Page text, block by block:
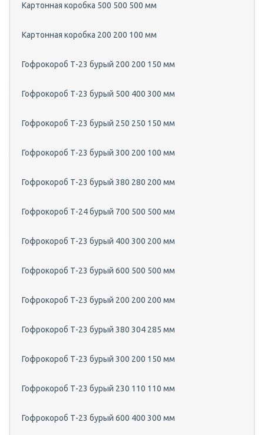
Картонная коробка 500 500 500 мм
Картонная коробка 200 200 100 мм
Гофрокороб Т-23 бурый 200 200 150 мм
Гофрокороб Т-23 бурый 500 400 300 мм
Гофрокороб Т-23 бурый 250 250 150 мм
Гофрокороб Т-23 бурый 300 200 100 мм
Гофрокороб Т-23 бурый 380 280 200 мм
Гофрокороб Т-24 бурый 700 500 500 мм
Гофрокороб Т-23 бурый 400 300 200 мм
Гофрокороб Т-23 бурый 600 500 500 мм
Гофрокороб Т-23 бурый 200 200 200 мм
Гофрокороб Т-23 бурый 380 304 285 мм
Гофрокороб Т-23 бурый 300 200 150 мм
Гофрокороб Т-23 бурый 230 110 110 мм
Гофрокороб Т-23 бурый 600 400 300 мм